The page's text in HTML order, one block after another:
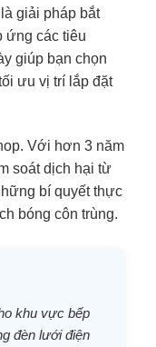
là giải pháp bắt
ứng các tiêu
giúp bạn chọn
ưu vị trí lắp đặt
Với hơn 3 năm
soát dịch hại từ
bí quyết thực
bóng côn trùng.
khu vực bếp
đèn lưới điện